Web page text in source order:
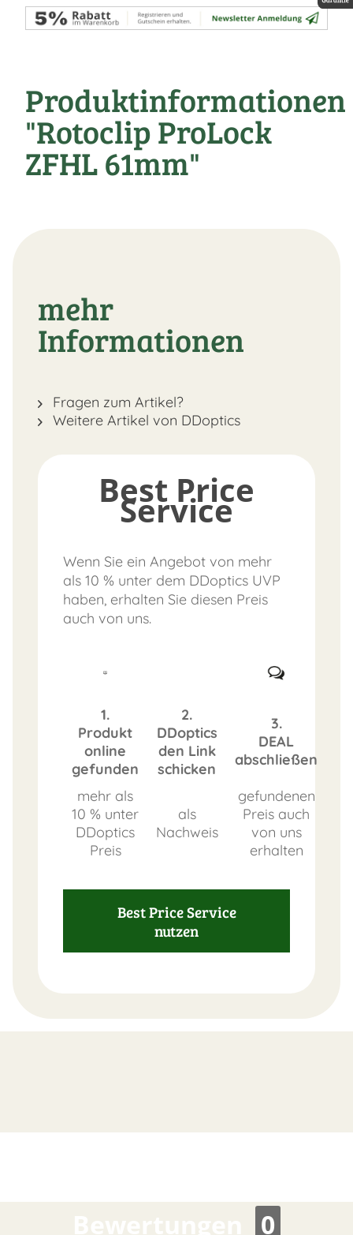
Produktinformationen
"Rotoclip ProLock
ZFHL 61mm"
mehr
Informationen
Fragen zum Artikel?
Weitere Artikel von DDoptics
Best Price
Service
Wenn Sie ein Angebot von mehr
als 10 % unter dem DDoptics UVP
haben, erhalten Sie diesen Preis
auch von uns.
1.
Produkt
online
gefunden
2.
DDoptics
den Link
schicken
3.
DEAL
abschließen
mehr als
10 % unter
DDoptics
Preis
als
Nachweis
gefundenen
Preis auch
von uns
erhalten
Best Price Service
nutzen
0
30